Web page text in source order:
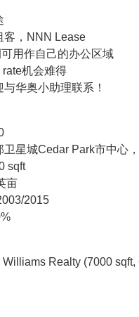
客，NNN Lease
用作自己的办公区域
机会难得
华奥小助理联系！
卫星城Cedar Park市中心
sqft
亩
2015
Realty (7000